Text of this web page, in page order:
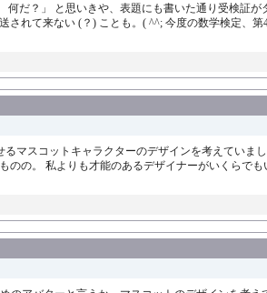
だ？」 と思いきや、表題にも書いた通り受検証が
れて来ない (？) ことも。( ^^; 今度の数学検定、第
マスコットキャラクターのデザインを考えていま
の。 私よりも才能のあるデザイナーがいくらでも